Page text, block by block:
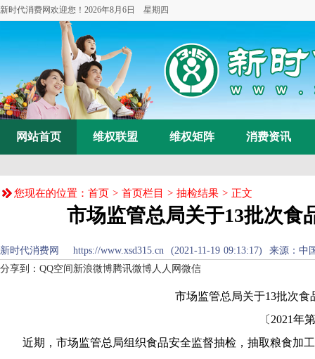
新时代消费网欢迎您！ 2026年8月6日 星期四
网站首页 维权联盟 维权矩阵 消费资讯
您现在的位置： 首页 > 首页栏目 > 抽检结果 > 正文
市场监管总局关于13批次食
新时代消费网 https://www.xsd315.cn (2021-11-19 09:13:17) 来
分享到： QQ空间 新浪微博腾讯微博人人网 微信
市场监管总局关于13批次
〔2021年
近期，市场监管总局组织食品安全监督抽检，抽取粮食加